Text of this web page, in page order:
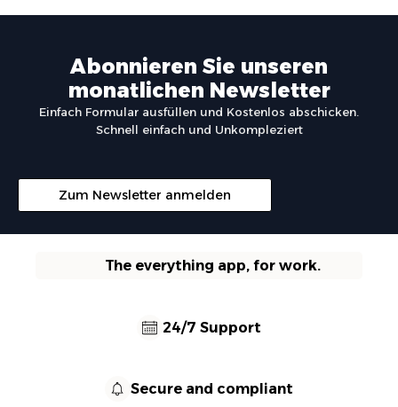
Abonnieren Sie unseren
monatlichen Newsletter
Einfach Formular ausfüllen und Kostenlos abschicken.
Schnell einfach und Unkompleziert
Zum Newsletter anmelden
The everything app, for work.
24/7 Support
Secure and compliant